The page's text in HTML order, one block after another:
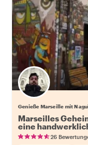
Genieße Marseille mit
Marseilles
eine
26